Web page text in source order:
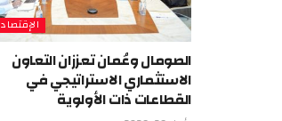
الإقتصاد
الصومال وعُمان تعززان التعاون
الاستثماري الاستراتيجي في
القطاعات ذات الأولوية